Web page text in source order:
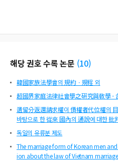
해당 권호 수록 논문 (10)
韓國家族法學會의 規約ㆍ規程 외
超國界家庭法律社會學之硏究與敎學 -
遺留分返還請求權이 債權者代位權의
바탕으로 한 從來 國內의 通說에 대한 批
독일의 유류분 제도
The marriage form of Korean men
ion about the law of Vietnam marriage